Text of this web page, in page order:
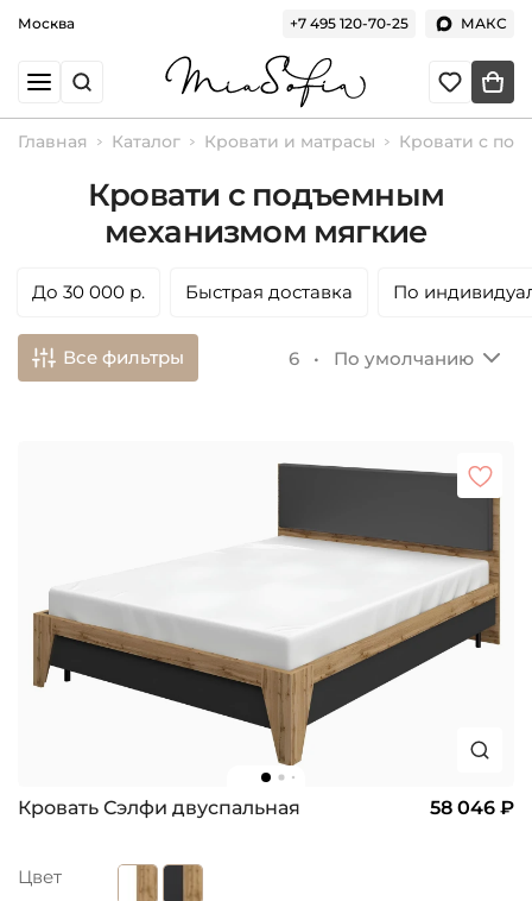
Москва +7 495 120-70-25 МАКС
Главная Каталог Кровати и матрасы Кровати с
Кровати с подъемным
механизмом мягкие
До 30 000 р. Быстрая доставка По
Все фильтры 6 • По умолчанию
Кровать Сэлфи двуспальная 58 046 ₽
Цвет